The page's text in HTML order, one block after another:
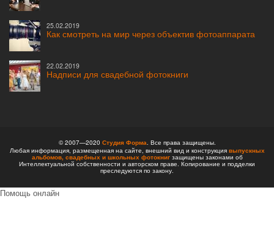
25.02.2019
Как смотреть на мир через объектив фотоаппарата
22.02.2019
Надписи для свадебной фотокниги
© 2007—2020 Студия Форма . Все права защищены.
Любая информация, размещенная на сайте, внешний вид и конструкция выпускных
альбомов, свадебных и школьных фотокнигзащищены законами об
Интеллектуальной собственности и авторском праве. Копирование и подделки
преследуются по закону.
Помощь онлайн